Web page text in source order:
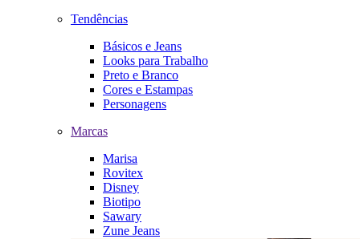
Tendências
Básicos e Jeans
Looks para Trabalho
Preto e Branco
Cores e Estampas
Personagens
Marcas
Marisa
Rovitex
Disney
Biotipo
Sawary
Zune Jeans